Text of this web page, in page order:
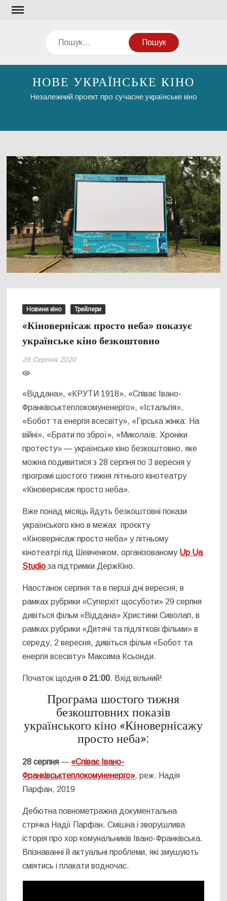
Перейти
Пошук
НОВЕ УКРАЇНСЬКЕ КІНО
Незалежний проект про сучасне українське кіно
Новини кіно Трейлери
«Кіновернісаж просто неба» показує
українське кіно безкоштовно
28 Серпня 2020
«Віддана», «КРУТИ 1918», «Співає Івано-
Франківськтеплокомуненерго», «Істальгія»,
«Бобот та енергія всесвіту», «Гірська жінка: На
війні», «Брати по зброї», «Миколаїв. Хроніки
протесту» — українське кіно безкоштовно, яке
можна подивитися з 28 серпня по 3 вересня у
програмі шостого тижня літнього кінотеатру
«Кіновернісаж просто неба».
Вже понад місяць йдуть безкоштовні покази
українського кіно в межах проєкту
«Кіновернісаж просто неба» у літньому
кінотеатрі під Шевченком, організованому Up Ua
Studio за підтримки ДержКіно.
Наостанок серпня та в перші дні вересня, в
рамках рубрики «Суперхіт щосуботи» 29 серпня
дивіться фільм «Віддана» Христини Сиволап, в
рамках рубрики «Дитячі та підліткові фільми» в
середу, 2 вересня, дивіться фільм «Бобот та
енергія всесвіту» Максима Ксьонди.
Початок щодняо 21:00. Вхід вільний!
Програма шостого тижня
безкоштовних показів
українського кіно «Кіновернісажу
просто неба»:
28 серпня — «Співає Івано-
Франківськтеплокомуненерго», реж. Надія
Парфан, 2019
Дебютна повнометражна документальна
стрічка Надії Парфан. Смішна і зворушлива
історія про хор комунальників Івано-Франківська.
Впізнаванні й актуальні проблеми, які змушують
сміятись і плакати водночас.